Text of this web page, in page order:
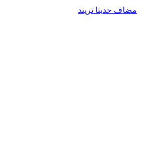
مضاف حديثا تريند